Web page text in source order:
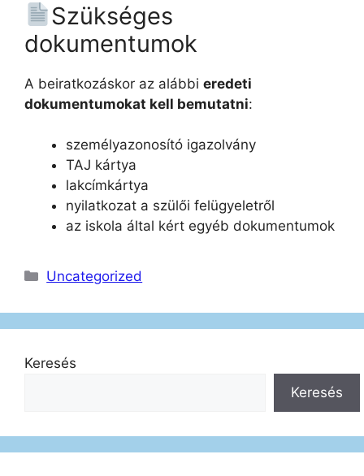
Szükséges
dokumentumok
A beiratkozáskor az alábbi eredeti
dokumentumokat kell bemutatni:
személyazonosító igazolvány
TAJ kártya
lakcímkártya
nyilatkozat a szülői felügyeletről
az iskola által kért egyéb dokumentumok
Kategória
Uncategorized
Keresés
Keresés